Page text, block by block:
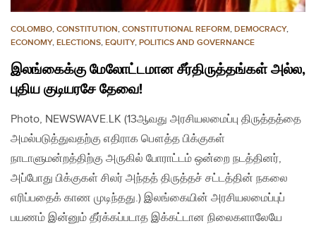
COLOMBO, CONSTITUTION, CONSTITUTIONAL REFORM, DEMOCRACY,
ECONOMY, ELECTIONS, EQUITY, POLITICS AND GOVERNANCE
இலங்கைக்கு மேலோட்டமான சீர்திருத்தங்கள் அல்ல,
புதிய குடியரசே தேவை!
Photo, NEWSWAVE.LK (13ஆவது அரசியலமைப்பு திருத்தத்தை
அமல்படுத்துவதற்கு எதிராக பௌத்த பிக்குகள்
நாடாளுமன்றத்திற்கு அருகில் போராட்டம் ஒன்றை நடத்தினர்,
அப்போது பிக்குகள் சிலர் அந்தத் திருத்தச் சட்டத்தின் நகலை
எரிப்பதைக் காண முடிந்தது.) இலங்கையின் அரசியலமைப்புப்
பயணம் இன்னும் தீர்க்கப்படாத இக்கட்டான நிலைகளாலேயே